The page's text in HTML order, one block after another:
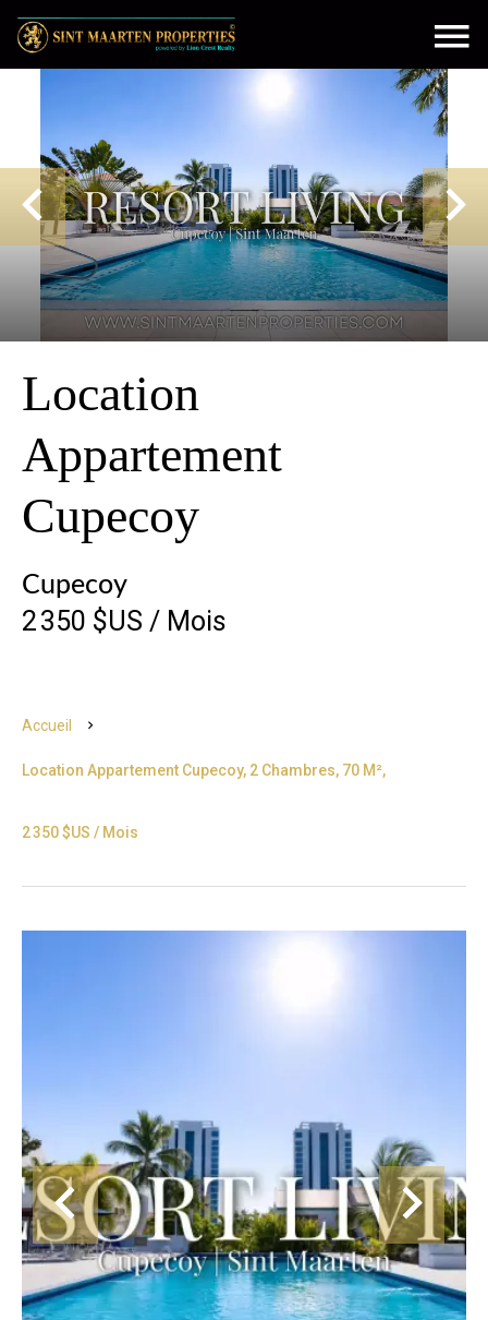
Location
Appartement
Cupecoy
Cupecoy
2 350 $US / Mois
Accueil
Location Appartement Cupecoy, 2 Chambres, 70 M²,
2 350 $US / Mois